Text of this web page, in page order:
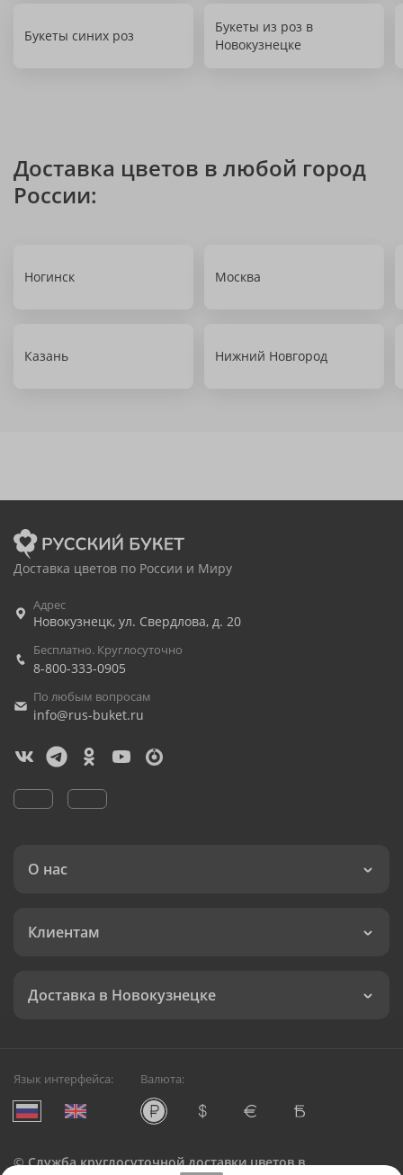
Букеты синих роз
Букеты из роз в
Новокузнецке
Доставка цветов в любой город
России:
Ногинск Москва
Казань Нижний Новгород
Доставка цветов по России и Миру
Адрес
Новокузнецк, ул. Свердлова, д. 20
Бесплатно. Круглосуточно
8-800-333-0905
По любым вопросам
info@rus-buket.ru
О нас
Клиентам
Доставка в Новокузнецке
Язык интерфейса: Валюта:
©Служба круглосуточной доставки цветов в